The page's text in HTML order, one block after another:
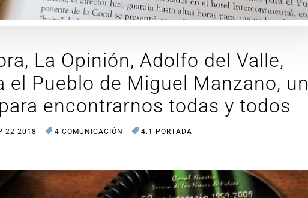
La Opinión, Adolfo del Valle,
el Pueblo de Miguel Manzano, un
encontrarnos todas y todos
22 2018 4 COMUNICACIÓN 4.1 PORTADA